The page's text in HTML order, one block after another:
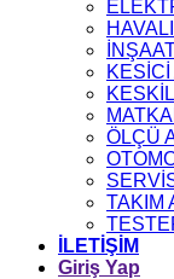
ÖLÇÜ
TAKIM
İLETİŞİM
Giriş Yap